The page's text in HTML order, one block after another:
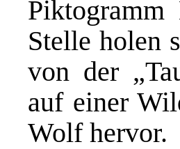
Stelle holen
von der
auf einer
Wolf hervor.